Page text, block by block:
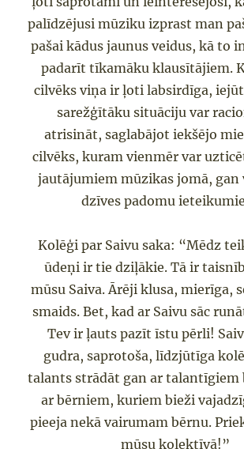
palīdzējusi mūziku izprast man
pašai kādus jaunus veidus, kā to
padarīt tīkamāku klausītājiem.
cilvēks viņa ir ļoti labsirdīga,
sarežģītāku situāciju var
atrisināt, saglabājot iekšējo
cilvēks, kuram vienmēr var
jautājumiem mūzikas jomā, gan
dzīves padomu
Kolēģi par Saivu saka: “Mēdz
ūdeņi ir tie dziļākie. Tā ir
mūsu Saiva. Ārēji klusa, mierīga,
smaids. Bet, kad ar Saivu sāc
Tev ir ļauts pazīt īstu pērli!
gudra, saprotoša, līdzjūtīga
talants strādāt gan ar talantīgiem
ar bērniem, kuriem bieži
pieeja nekā vairumam bērnu.
mūsu kolektīvā!”